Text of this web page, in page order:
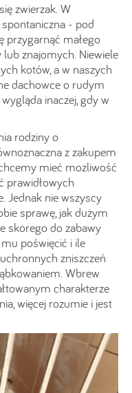
zwierzak. W
- pod
przygarnąć małego
znajomych. Niewiele
kotów, a w naszych
dachowce o rudym
inaczej, gdy w
rodziny o
z zakupem
mieć możliwość
prawidłowych
Jednak nie wszyscy
sprawę, jak dużym
skorego do zabawy
poświęcić i ile
zniszczeń
Wbrew
charakterze
więcej rozumie i jest